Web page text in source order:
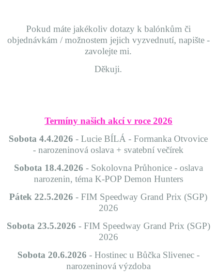
Pokud máte jakékoliv dotazy k balónkům či
objednávkám / možnostem jejich vyzvednutí, napište -
zavolejte mi.
Děkuji.
Termíny našich akcí v roce 2026
Sobota 4.4.2026 - Lucie BÍLÁ - Formanka Otvovice
- narozeninová oslava + svatební večírek
Sobota 18.4.2026 - Sokolovna Průhonice - oslava
narozenin, téma K-POP Demon Hunters
Pátek 22.5.2026- FIM Speedway Grand Prix (SGP)
2026
Sobota 23.5.2026 - FIM Speedway Grand Prix (SGP)
2026
Sobota 20.6.2026 - Hostinec u Bůčka Slivenec -
narozeninová výzdoba